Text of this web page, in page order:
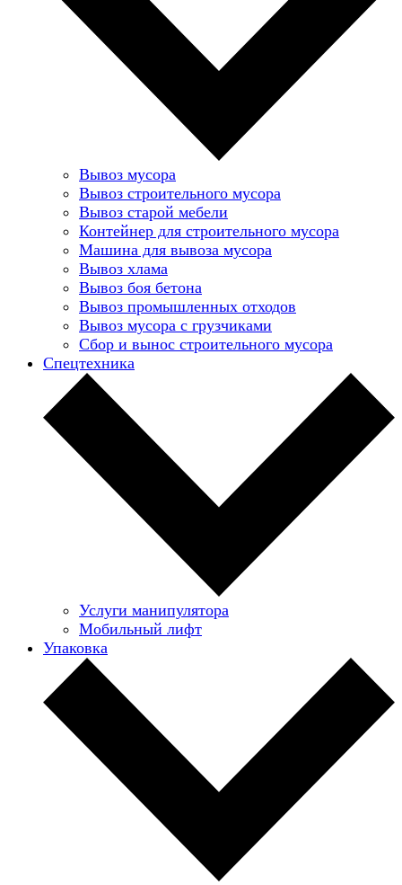
Вывоз мусора
Вывоз строительного мусора
Вывоз старой мебели
Контейнер для строительного мусора
Машина для вывоза мусора
Вывоз хлама
Вывоз боя бетона
Вывоз промышленных отходов
Вывоз мусора с грузчиками
Сбор и вынос строительного мусора
Спецтехника
Услуги манипулятора
Мобильный лифт
Упаковка